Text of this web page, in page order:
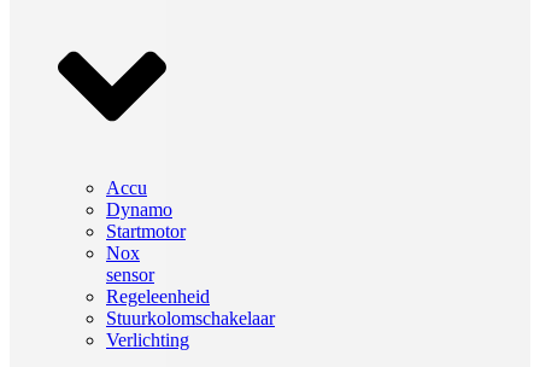
Accu
Dynamo
Startmotor
Nox
sensor
Regeleenheid
Stuurkolomschakelaar
Verlichting